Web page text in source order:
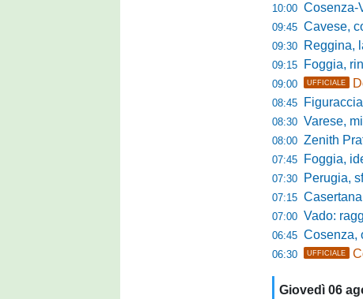
10:00 Cosenza-
09:45 Cavese,
09:30 Reggina, la
09:15 Foggia,
09:00 UFFICIALE
08:45 Figuraccia
08:30 Varese,
08:00 Zenith
07:45 Foggia,
07:30 Perugia,
07:15 Casertana,
07:00 Vado:
06:45 Cosenza,
06:30 UFFICIALE
Giovedì 06